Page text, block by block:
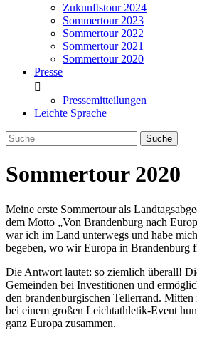
Zukunftstour 2024
Sommertour 2023
Sommertour 2022
Sommertour 2021
Sommertour 2020
Presse
Pressemitteilungen
Leichte Sprache
Sommertour 2020
Meine erste Sommertour als
dem Motto „Von Brandenburg nach
war ich im Land unterwegs und habe
begeben, wo wir Europa in Brandenburg
Die Antwort lautet: so ziemlich überall!
Gemeinden bei Investitionen und
den brandenburgischen Tellerrand.
bei einem großen Leichtathletik-Event
ganz Europa zusammen.